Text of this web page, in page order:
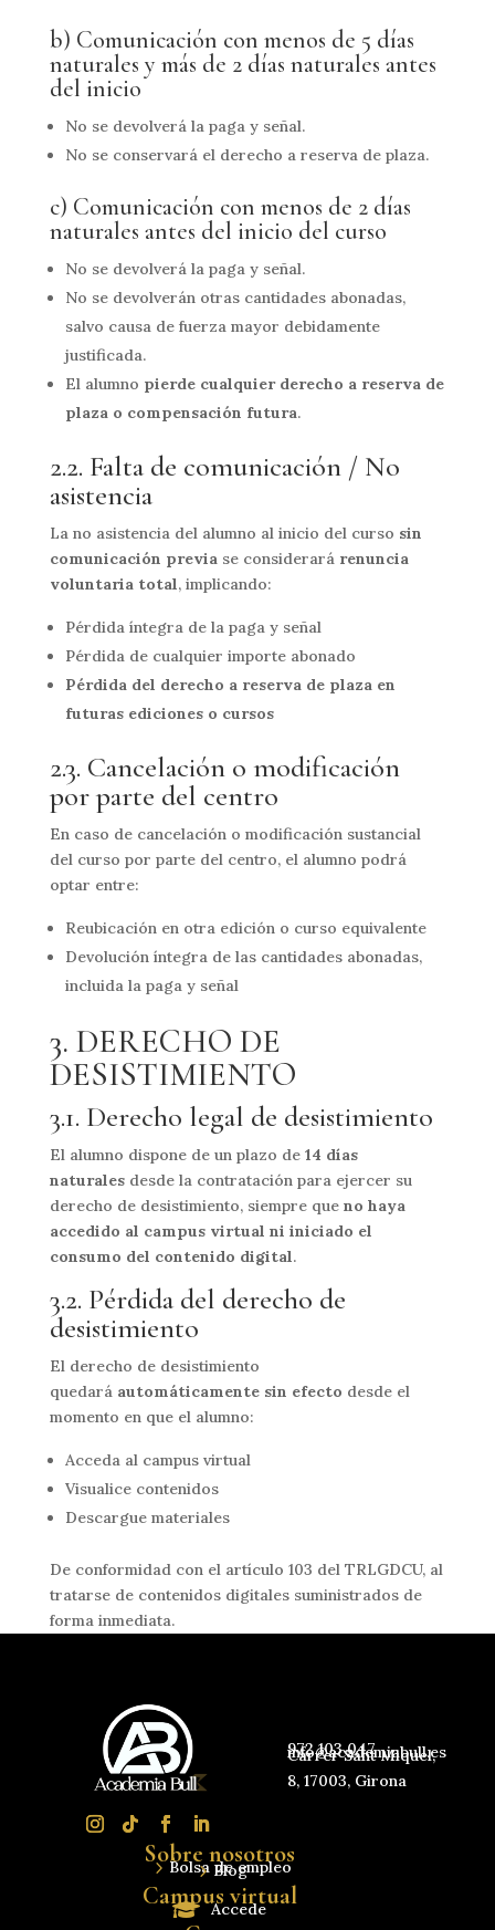
b) Comunicación con menos de 5 días
naturales y más de 2 días naturales antes
del inicio
No se devolverá la paga y señal.
No se conservará el derecho a reserva de plaza.
c) Comunicación con menos de 2 días
naturales antes del inicio del curso
No se devolverá la paga y señal.
No se devolverán otras cantidades abonadas,
salvo causa de fuerza mayor debidamente
justificada.
El alumno pierde cualquier derecho a reserva de
plaza o compensación futura.
2.2. Falta de comunicación / No
asistencia
La no asistencia del alumno al inicio del curso sin
comunicación previase considerará renuncia
voluntaria total, implicando:
Pérdida íntegra de la paga y señal
Pérdida de cualquier importe abonado
Pérdida del derecho a reserva de plaza en
futuras ediciones o cursos
2.3. Cancelación o modificación
por parte del centro
En caso de cancelación o modificación sustancial
del curso por parte del centro, el alumno podrá
optar entre:
Reubicación en otra edición o curso equivalente
Devolución íntegra de las cantidades abonadas,
incluida la paga y señal
3. DERECHO DE
DESISTIMIENTO
3.1. Derecho legal de desistimiento
El alumno dispone de un plazo de 14 días
naturalesdesde la contratación para ejercer su
derecho de desistimiento, siempre que no haya
accedido al campus virtual ni iniciado el
consumo del contenido digital.
3.2. Pérdida del derecho de
desistimiento
El derecho de desistimiento
quedará automáticamente sin efecto desde el
momento en que el alumno:
Acceda al campus virtual
Visualice contenidos
Descargue materiales
De conformidad con el artículo 103 del TRLGDCU, al
tratarse de contenidos digitales suministrados de
forma inmediata.
972 103 047
info@academiabull.es
Carrer Sant Miquel,
8, 17003, Girona
Sobre nosotros
5Bolsa de empleo
5 Blog
Campus virtual
 Accede